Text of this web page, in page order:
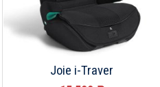
Joie i-Traver